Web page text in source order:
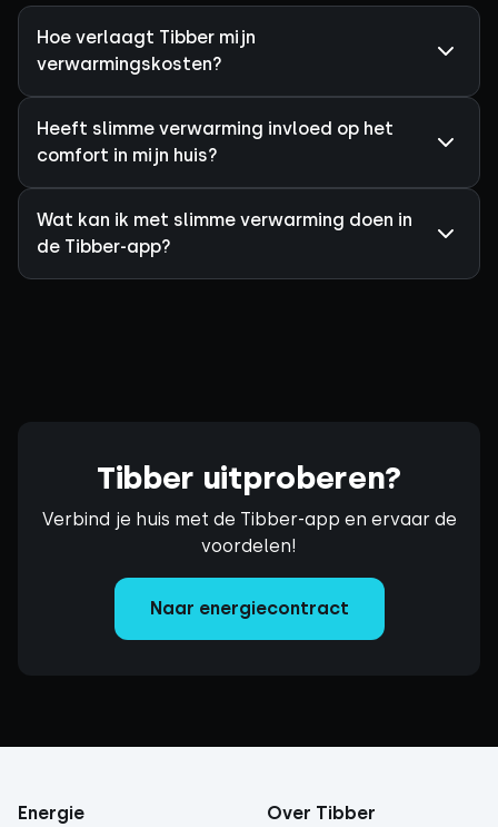
Hoe verlaagt Tibber mijn
verwarmingskosten?
Heeft slimme verwarming invloed op het
comfort in mijn huis?
Wat kan ik met slimme verwarming doen in
de Tibber-app?
Tibber uitproberen?
Verbind je huis met de Tibber-app en ervaar de
voordelen!
Naar energiecontract
Energie
Over Tibber